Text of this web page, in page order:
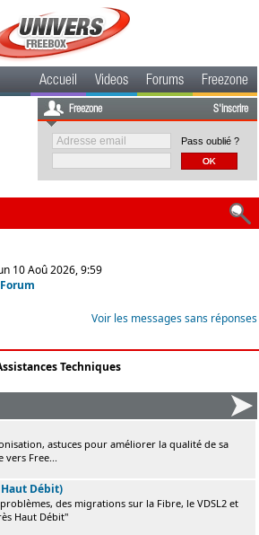
Accueil Videos Forums Freezone
Freezone S'inscrire
Pass oublié ?
10 Aoû 2026, 9:59
Voir les messages sans réponses
Techniques
astuces pour améliorer la qualité de sa
Free...
Haut Débit)
des migrations sur la Fibre, le VDSL2 et
Haut Débit"